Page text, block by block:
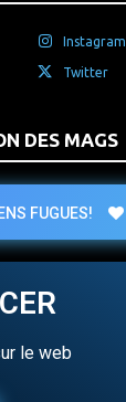
Instagram
Twitter
DES MAGS
FUGUES!
le web